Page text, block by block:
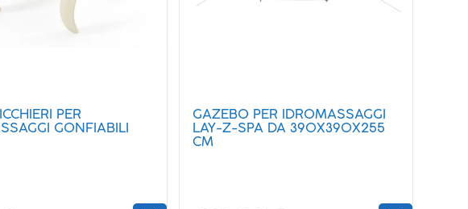
PER
GONFIABILI
GAZEBO PER IDROMASSAGGI
LAY-Z-SPA DA 390X390X255
CM